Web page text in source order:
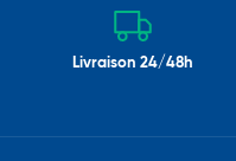
Livraison 24/48h